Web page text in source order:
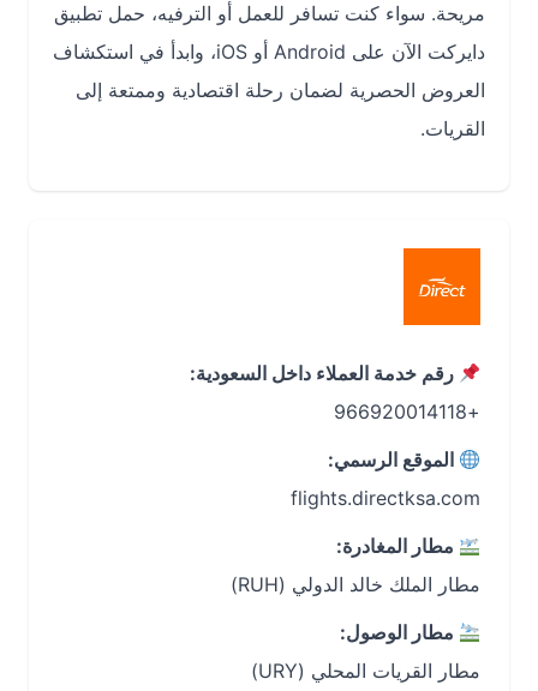
مريحة. سواء كنت تسافر للعمل أو الترفيه، حمل تطبيق
دايركت الآن على Android أو iOS، وابدأ في استكشاف
العروض الحصرية لضمان رحلة اقتصادية وممتعة إلى
القريات.
رقم خدمة العملاء داخل السعودية:
الموقع الرسمي:
flights.directksa.com
مطار المغادرة:
مطار الملك خالد الدولي (RUH)
مطار الوصول:
مطار القريات المحلي (URY)